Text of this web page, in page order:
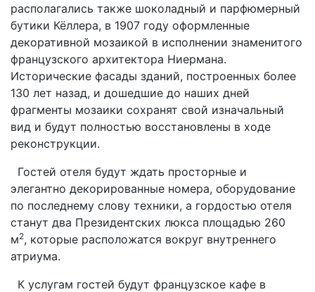
располагались также шоколадный и парфюмерный
бутики Кёллера, в 1907 году оформленные
декоративной мозаикой в исполнении знаменитого
французского архитектора Ниермана.
Исторические фасады зданий, построенных более
130 лет назад, и дошедшие до наших дней
фрагменты мозаики сохранят свой изначальный
вид и будут полностью восстановлены в ходе
реконструкции.
Гостей отеля будут ждать просторные и
элегантно декорированные номера, оборудование
по последнему слову техники, а гордостью отеля
станут два Президентских люкса площадью 260
м2, которые расположатся вокруг внутреннего
атриума.
К услугам гостей будут французское кафе в